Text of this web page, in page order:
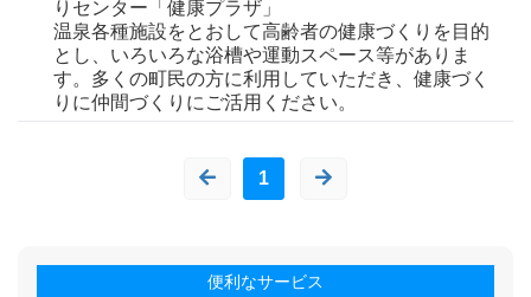
りセンター「健康プラザ」
温泉各種施設をとおして高齢者の健康づくりを目的
とし、いろいろな浴槽や運動スペース等がありま
す。多くの町民の方に利用していただき、健康づく
りに仲間づくりにご活用ください。
1
便利なサービス